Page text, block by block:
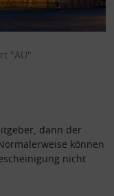
"AU"
dann der
können
nicht